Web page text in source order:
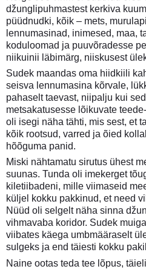
džunglipuhmastest kerkiva
püüdnudki, kõik – mets,
lennumasinad, inimesed, maa,
koduloomad ja puuvõradesse
niikuinii läbimärg, niiskusest
Sudek maandas oma hiidkiili
seisva lennumasina kõrvale,
pahaselt taevast, niipalju kui
metsakatusesse lõikuvate
oli isegi näha tähti, mis sest, et
kõik rootsud, varred ja õied
hõõguma panid.
Miski nähtamatu sirutus ühest
suunas. Tunda oli imekerget
kiletiibadeni, mille viimaseid
küljel kokku pakkinud, et need
Nüüd oli selgelt näha sinna
vihmavaba koridor. Sudek
viibates käega umbmääraselt
sulgeks ja end täiesti kokku
Naine ootas teda tee lõpus,